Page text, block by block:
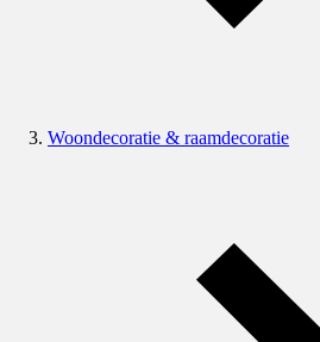
Woondecoratie & raamdecoratie